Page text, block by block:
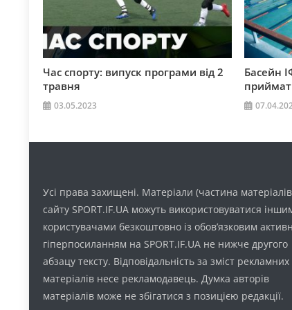
Час спорту: випуск програми від 2
травня
03.05.2023
Басейн
Усі права захищені. Матеріали (частина
сайту SPORT.IF.UA можуть використовуватися
користувачами безкоштовно із обов’язковим
гіперпосиланням на SPORT.IF.UA не нижче другого
абзацу тексту. Відповідальність за зміст рекламних
матеріалів несе рекламодавець. Думка авторів
матеріалів може не збігатися з позицією редакції.